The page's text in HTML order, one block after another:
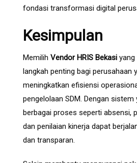
fondasi transformasi digital
Kesimpulan
Memilih Vendor HRIS Bekasi yang
langkah penting bagi perusahaan
meningkatkan efisiensi
pengelolaan SDM. Dengan sistem
berbagai proses seperti absensi,
dan penilaian kinerja dapat
dan transparan.